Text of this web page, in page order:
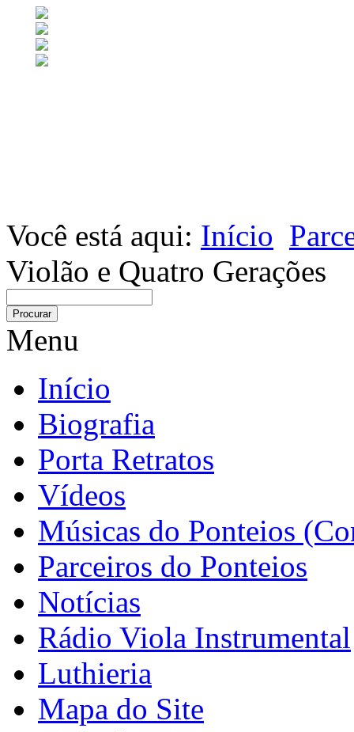
Você está aqui: Início
Violão e Quatro Gerações
Menu
Início
Biografia
Porta Retratos
Vídeos
Músicas do Ponteios
Parceiros do Ponteios
Notícias
Rádio Viola Instrumental
Luthieria
Mapa do Site